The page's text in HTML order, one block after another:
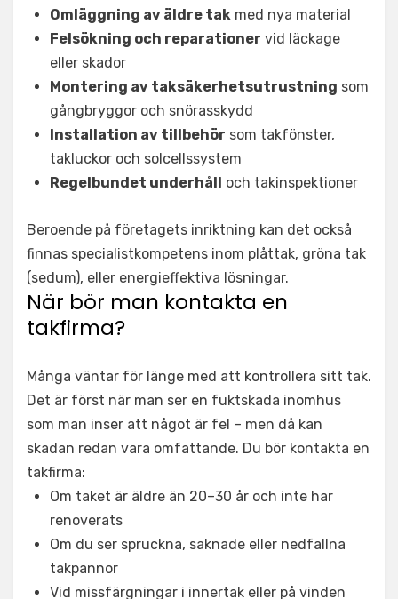
Omläggning av äldre tak med nya material
Felsökning och reparationer vid läckage
eller skador
Montering av taksäkerhetsutrustning som
gångbryggor och snörasskydd
Installation av tillbehör som takfönster,
takluckor och solcellssystem
Regelbundet underhåll och takinspektioner
Beroende på företagets inriktning kan det också
finnas specialistkompetens inom plåttak, gröna tak
(sedum), eller energieffektiva lösningar.
När bör man kontakta en
takfirma?
Många väntar för länge med att kontrollera sitt tak.
Det är först när man ser en fuktskada inomhus
som man inser att något är fel – men då kan
skadan redan vara omfattande. Du bör kontakta en
takfirma:
Om taket är äldre än 20–30 år och inte har
renoverats
Om du ser spruckna, saknade eller nedfallna
takpannor
Vid missfärgningar i innertak eller på vinden